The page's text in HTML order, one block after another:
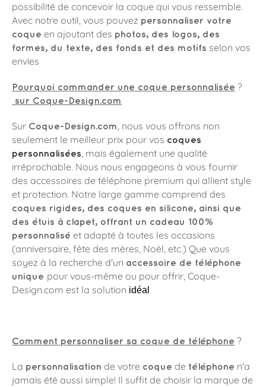
possibilité de concevoir la coque qui vous ressemble.
Avec notre outil, vous pouvez personnaliser votre
coque en ajoutant des photos, des logos, des
formes, du texte, des fonds et des motifs selon vos
envies
?
Pourquoi commander une coque personnalisée
sur Coque-Design.com
Coque-Design.com, nous vous offrons non
seulement le meilleur prix pour vos coques
personnalisées, mais également une qualité
irréprochable. Nous nous engageons à vous fournir
des accessoires de téléphone premium qui allient style
et protection. Notre large gamme comprend des
coques rigides, des coques en silicone, ainsi que
des étuis à clapet, offrant un cadeau 100%
personnalisé et adapté à toutes les occasions
(anniversaire, fête des mères, Noël, etc.) Que vous
soyez à la recherche d'un accessoire de téléphone
unique pour vous-même ou pour offrir, Coque-
Design.com est la solution idéal
?
Comment personnaliser sa coque de téléphone
personnalisation de votre coque de téléphone n'a
jamais été aussi simple! Il suffit de choisir la marque de